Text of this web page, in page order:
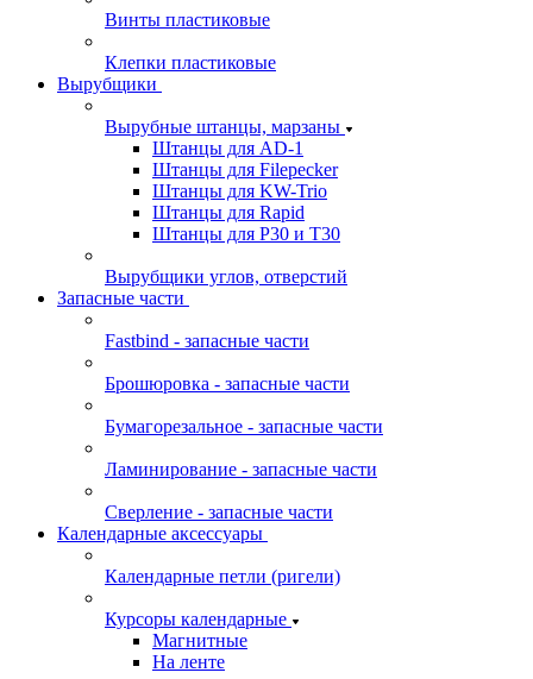
Винты пластиковые
Клепки пластиковые
Вырубщики
Вырубные штанцы, марзаны
Штанцы для AD-1
Штанцы для Filepecker
Штанцы для KW-Trio
Штанцы для Rapid
Штанцы для Р30 и Т30
Вырубщики углов, отверстий
Запасные части
Fastbind - запасные части
Брошюровка - запасные части
Бумагорезальное - запасные части
Ламинирование - запасные части
Сверление - запасные части
Календарные аксессуары
Календарные петли (ригели)
Курсоры календарные
Магнитные
На ленте